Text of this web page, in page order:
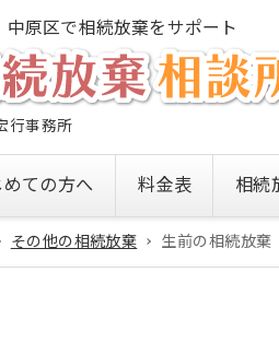
行事務所
中原区で相続放棄をサポート
めての方へ 料金表 相続
その他の相続放棄 生前の相続放棄